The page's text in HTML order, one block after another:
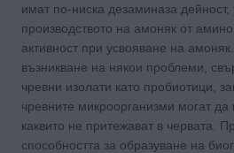
имат по-ниска дезаминаза дейност,
производството на амоняк от
активност при усвояване на
възникване на някои проблеми,
чревни изолати като пробиотици,
чревните микроорганизми могат да
каквито не притежават в червата.
способността за образуване на